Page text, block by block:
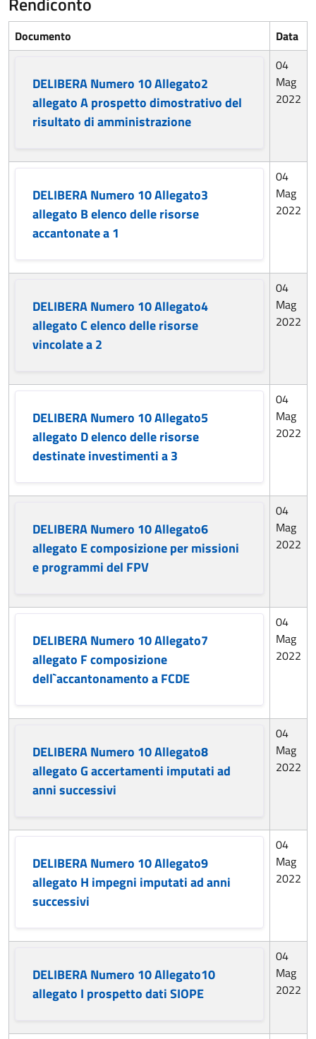
Documento Data
DELIBERA Numero 10 Allegato2
allegato A prospetto dimostrativo del
risultato di amministrazione
04
Mag
2022
DELIBERA Numero 10 Allegato3
allegato B elenco delle risorse
accantonate a 1
04
Mag
2022
DELIBERA Numero 10 Allegato4
allegato C elenco delle risorse
vincolate a 2
04
Mag
2022
DELIBERA Numero 10 Allegato5
allegato D elenco delle risorse
destinate investimenti a 3
04
Mag
2022
DELIBERA Numero 10 Allegato6
allegato E composizione per missioni
e programmi del FPV
04
Mag
2022
DELIBERA Numero 10 Allegato7
allegato F composizione
dell`accantonamento a FCDE
04
Mag
2022
DELIBERA Numero 10 Allegato8
allegato G accertamenti imputati ad
anni successivi
04
Mag
2022
DELIBERA Numero 10 Allegato9
allegato H impegni imputati ad anni
successivi
04
Mag
2022
DELIBERA Numero 10 Allegato10
allegato I prospetto dati SIOPE
04
Mag
2022